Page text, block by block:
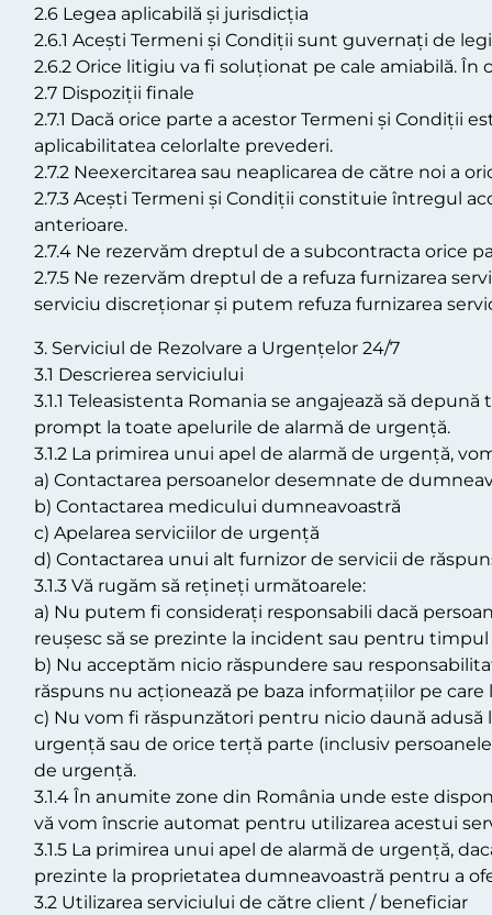
2.6 Legea aplicabilă și jurisdicția
2.6.1 Acești Termeni și Condiții sunt guvernați de
2.6.2 Orice litigiu va fi soluționat pe cale amiabilă.
2.7 Dispoziții finale
2.7.1 Dacă orice parte a acestor Termeni și Condiții
aplicabilitatea celorlalte prevederi.
2.7.2 Neexercitarea sau neaplicarea de către noi a
2.7.3 Acești Termeni și Condiții constituie întregul
anterioare.
2.7.4 Ne rezervăm dreptul de a subcontracta orice
2.7.5 Ne rezervăm dreptul de a refuza furnizarea
serviciu discreționar și putem refuza furnizarea
3. Serviciul de Rezolvare a Urgențelor 24/7
3.1 Descrierea serviciului
3.1.1 Teleasistenta Romania se angajează să
prompt la toate apelurile de alarmă de urgență.
3.1.2 La primirea unui apel de alarmă de urgență,
a) Contactarea persoanelor desemnate de
b) Contactarea medicului dumneavoastră
c) Apelarea serviciilor de urgență
d) Contactarea unui alt furnizor de servicii de
3.1.3 Vă rugăm să rețineți următoarele:
a) Nu putem fi considerați responsabili dacă
reușesc să se prezinte la incident sau pentru
b) Nu acceptăm nicio răspundere sau
răspuns nu acționează pe baza informațiilor pe care
c) Nu vom fi răspunzători pentru nicio daună
urgență sau de orice terță parte (inclusiv
de urgență.
3.1.4 În anumite zone din România unde este
vă vom înscrie automat pentru utilizarea acestui
3.1.5 La primirea unui apel de alarmă de urgență,
prezinte la proprietatea dumneavoastră pentru a
3.2 Utilizarea serviciului de către client / beneficiar